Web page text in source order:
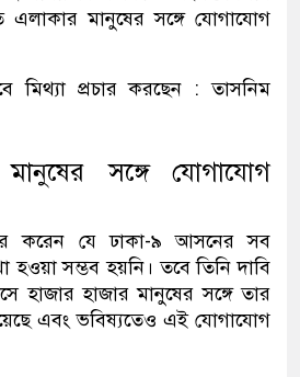
এলাকার মানুষের সঙ্গে যোগাযোগ
মানুষের সঙ্গে যোগাযোগ
করেন যে ঢাকা-৯ আসনের সব
হওয়া সম্ভব হয়নি। তবে তিনি দাবি
হাজার হাজার মানুষের সঙ্গে তার
এবং ভবিষ্যতেও এই যোগাযোগ